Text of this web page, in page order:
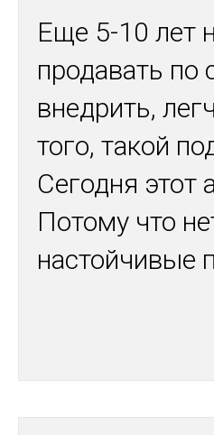
Еще 5-10 лет
продавать по
внедрить,
того, такой
Сегодня этот
Потому что
настойчивые